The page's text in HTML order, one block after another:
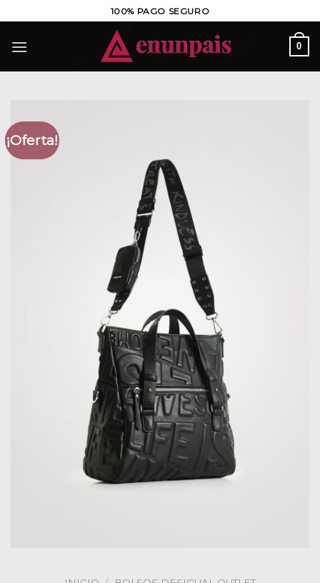
al
contenido
100% PAGO SEGURO
0
¡Oferta!